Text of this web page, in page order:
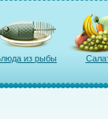
из рыбы